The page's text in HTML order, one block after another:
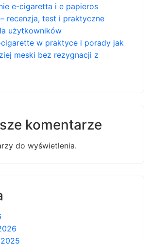
e-cigaretta i e papieros
recenzja, test i praktyczne
użytkowników
cigarette w praktyce i porady jak
meski bez rezygnacji z
komentarze
do wyświetlenia.